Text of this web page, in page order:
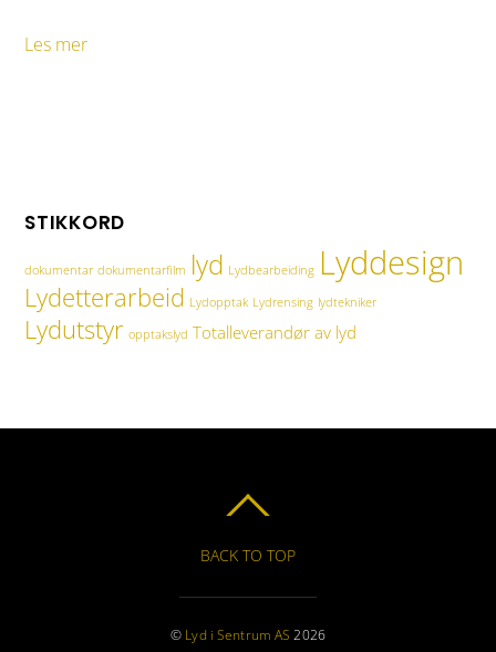
Les mer
STIKKORD
dokumentar dokumentarfilm lyd Lydbearbeiding Lyddesign
Lydetterarbeid Lydopptak Lydrensing lydtekniker
Lydutstyr opptakslyd Totalleverandør av lyd
BACK TO TOP
© Lyd i Sentrum AS 2026